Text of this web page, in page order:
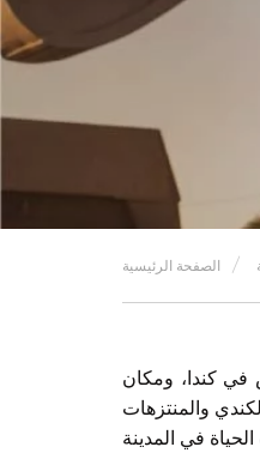
الصفحة الرئيسية
في كندا، ومكان
والمنتزهات